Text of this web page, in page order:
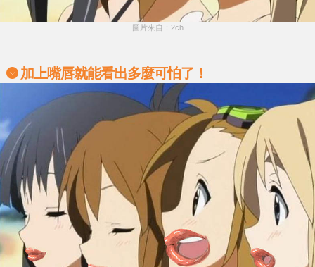
圖片來自：2ch
加上嘴唇就能看出多麼可怕了！